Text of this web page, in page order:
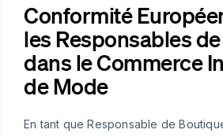
Conformité
les Responsables
dans le Commerce
de Mode
En tant que Responsable de